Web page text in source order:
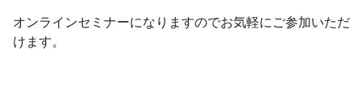
オンラインセミナーになりますのでお気軽にご参加いただ
けます。